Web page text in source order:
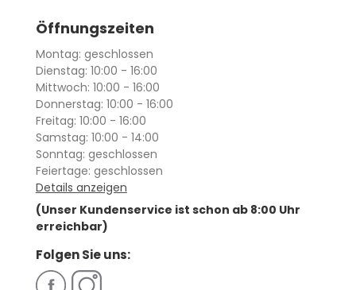
Öffnungszeiten
Montag: geschlossen
Dienstag: 10:00 - 16:00
Mittwoch: 10:00 - 16:00
Donnerstag: 10:00 - 16:00
Freitag: 10:00 - 16:00
Samstag: 10:00 - 14:00
Sonntag: geschlossen
Feiertage: geschlossen
Details anzeigen
(Unser Kundenservice ist schon ab 8:00 Uhr
erreichbar)
Folgen Sie uns: